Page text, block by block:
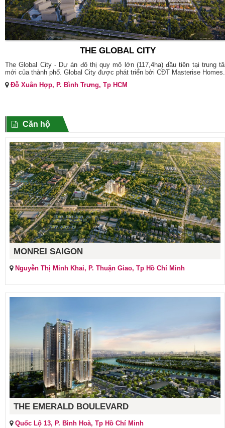
THE GLOBAL CITY
The Global City - Dự án đô thị quy mô lớn (117,4ha) đầu tiên tại trung
mới của thành phố. Global City được phát triển bởi CĐT Masterise Homes.
Đỗ Xuân Hợp, P. Bình Trưng, Tp HCM
Căn hộ
MONREI SAIGON
Nguyễn Thị Minh Khai, P. Thuận Giao, Tp Hồ Chí Minh
THE EMERALD BOULEVARD
Quốc Lộ 13, P. Bình Hoà, Tp Hồ Chí Minh